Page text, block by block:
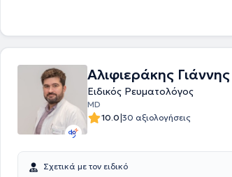
Αλιφιεράκης Γιάννης
Ειδικός Ρευματολόγος
MD
10.0|30 αξιολογήσεις
Σχετικά με τον ειδικό